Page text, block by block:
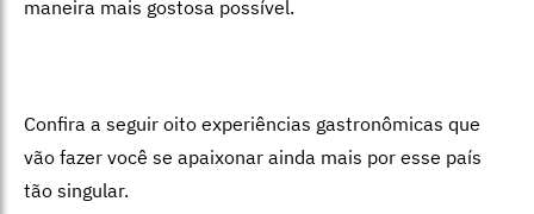
maneira mais gostosa possível.
Confira a seguir oito experiências gastronômicas que
vão fazer você se apaixonar ainda mais por esse país
tão singular.